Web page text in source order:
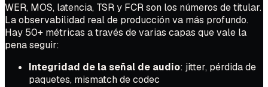
WER, MOS, latencia, TSR y FCR son los números de titular.
La observabilidad real de producción va más profundo.
Hay 50+ métricas a través de varias capas que vale la
pena seguir:
Integridad de la señal de audio: jitter, pérdida de
paquetes, mismatch de codec